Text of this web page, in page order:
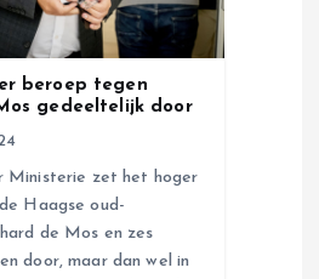
beroep tegen
gedeeltelijk door
Ministerie zet het hoger
Haagse oud-
de Mos en zes
door, maar dan wel in